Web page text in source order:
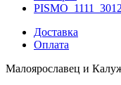
Доставка
Оплата
Малоярославец и